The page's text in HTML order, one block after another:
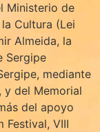
Ministerio de
Cultura (Lei
Almeida, la
Sergipe
mediante
y del Memorial
del apoyo
Festival, VIII